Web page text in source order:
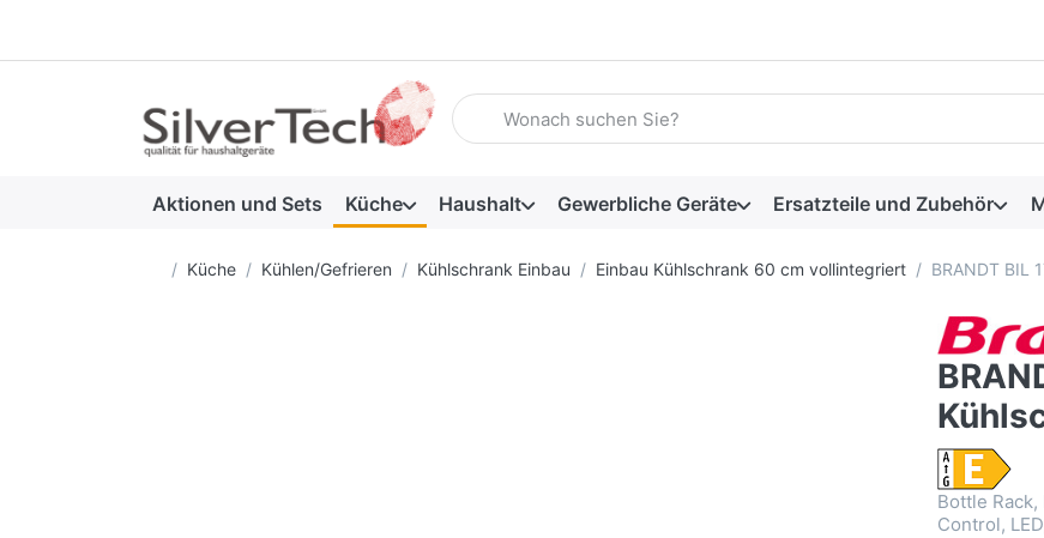
Geben Sie einen Suchbegriff ein. Während Sie tippen, erscheinen
Aktionen und Sets Küche Haushalt Gewerbliche Geräte Ersatzteile und Zubehör
Startseite
Küche Kühlen/Gefrieren Kühlschrank Einbau Einbau Kühlschrank 60 cm vollintegriert BRANDT BIL
Bottle
Control,